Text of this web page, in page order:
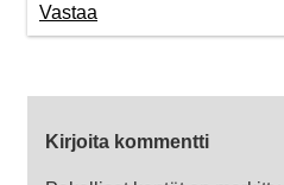
Vastaa
Kirjoita kommentti